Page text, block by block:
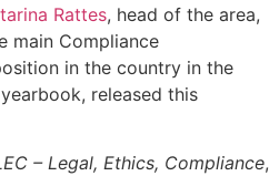
Rattes, head of the area,
main Compliance
in the country in the
yearbook, released this
– Legal, Ethics, Compliance,